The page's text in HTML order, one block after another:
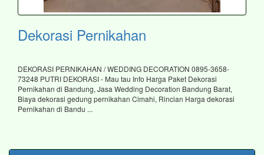
Dekorasi Pernikahan
DEKORASI PERNIKAHAN / WEDDING DECORATION 0895-3658-
73248 PUTRI DEKORASI - Mau tau Info Harga Paket Dekorasi
Pernikahan di Bandung, Jasa Wedding Decoration Bandung Barat,
Biaya dekorasi gedung pernikahan Cimahi, Rincian Harga dekorasi
Pernikahan di Bandu ...